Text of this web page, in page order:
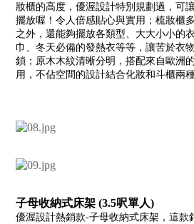
妝櫃的高度，優渥設計特別規劃過，可
擺放喔！令人倍感貼心與實用；梳妝櫃
之外，還能夠擺放各類型、大大小小的
巾、冬天必備的發熱衣等等，讓苦於衣
鎖；原木木紋清晰分明，搭配來自歐洲
用，不佔空間的設計結合化妝和斗櫃兩
子母收納式床架 (3.5呎單人)
優渥設計熱銷款-子母收納式床架，這款